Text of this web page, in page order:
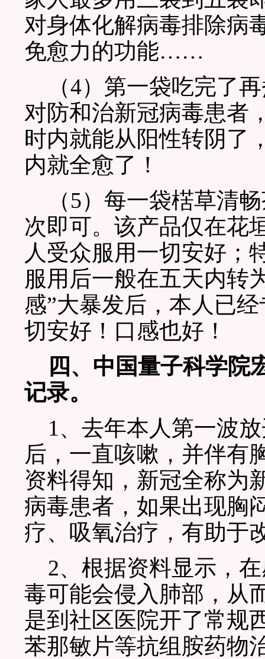
对身体化解病毒排除病
免愈力的功能……
（4）第一袋吃完了再
对防和治新冠病毒患者
时内就能从阳性转阴了
内就全愈了！
（5）每一袋楛草清畅
次即可。该产品仅在花
人受众服用一切安好；
服用后一般在五天内转
感”大暴发后，本人已
切安好！口感也好！
四、中国量子科学院
记录。
1、去年本人第一波
后，一直咳嗽，并伴有
资料得知，新冠全称为
病毒患者，如果出现胸
疗、吸氧治疗，有助于
2、根据资料显示，在
毒可能会侵入肺部，从
是到社区医院开了常规
苯那敏片等抗组胺药物